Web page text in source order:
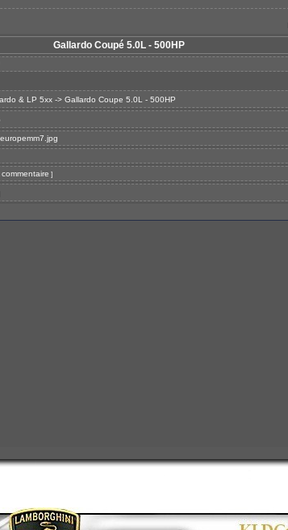
Gallardo Coupé 5.0L - 500HP
& LP 5xx -> Gallardo Coupe 5.0L - 500HP
]